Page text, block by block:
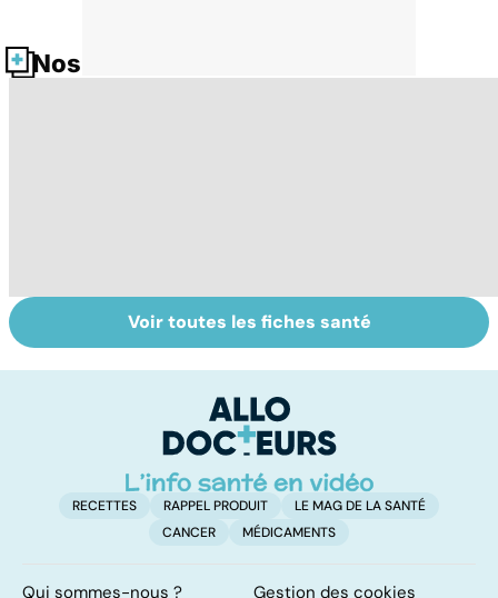
Nos fiches santé
Les agrumes et
leurs bienfaits
Le magnésium,
un oligo-élément
Voir toutes les fiches santé
RECETTES RAPPEL PRODUIT
LE MAG DE LA SANTÉ
CANCER
MÉDICAMENTS
Qui sommes-nous ? Gestion des cookies